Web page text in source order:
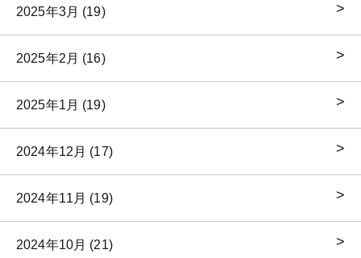
2025年3月 (19)
2025年2月 (16)
2025年1月 (19)
2024年12月 (17)
2024年11月 (19)
2024年10月 (21)